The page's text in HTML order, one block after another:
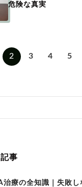
危険な真実
2 3 4 5
事
治療の全知識｜失敗し